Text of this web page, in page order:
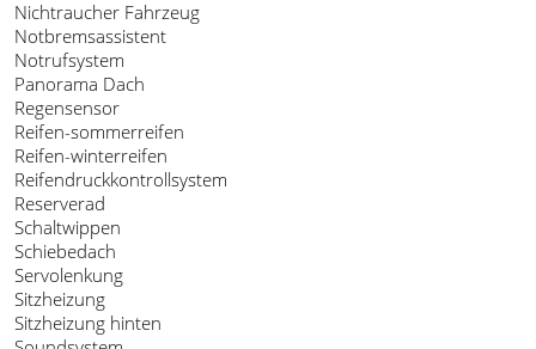
Nichtraucher Fahrzeug
Notbremsassistent
Notrufsystem
Panorama Dach
Regensensor
Reifen-sommerreifen
Reifen-winterreifen
Reifendruckkontrollsystem
Reserverad
Schaltwippen
Schiebedach
Servolenkung
Sitzheizung
Sitzheizung hinten